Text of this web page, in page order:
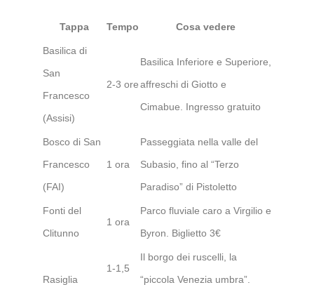
Tappa Tempo Cosa vedere
Basilica di
San
Francesco
(Assisi)
2-3 ore
Basilica Inferiore e Superiore,
affreschi di Giotto e
Cimabue. Ingresso gratuito
Bosco di San
Francesco
(FAI)
1 ora
Passeggiata nella valle del
Subasio, fino al “Terzo
Paradiso” di Pistoletto
Fonti del
Clitunno
1 ora
Parco fluviale caro a Virgilio e
Byron. Biglietto 3€
Rasiglia
1-1,5
Il borgo dei ruscelli, la
“piccola Venezia umbra”.